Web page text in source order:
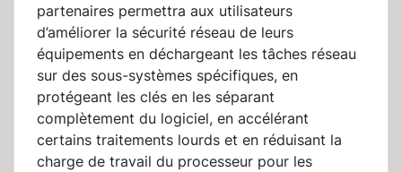
partenaires permettra aux utilisateurs
d’améliorer la sécurité réseau de leurs
équipements en déchargeant les tâches réseau
sur des sous-systèmes spécifiques, en
protégeant les clés en les séparant
complètement du logiciel, en accélérant
certains traitements lourds et en réduisant la
charge de travail du processeur pour les